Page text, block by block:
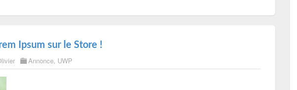
Ipsum sur le Store !
Annonce, UWP